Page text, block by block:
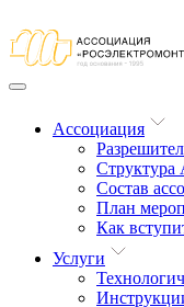
Ассоциация
Структура
Состав
План
Как
Услуги